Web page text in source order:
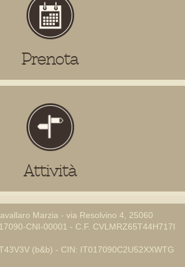
Prenota
Attività
Marzia - via Resolvino 4, 25060
CNI-00001 - C.F. CVLMRZ65T44H717I
(b&b) - CIN: IT017090C2U52XXWTG